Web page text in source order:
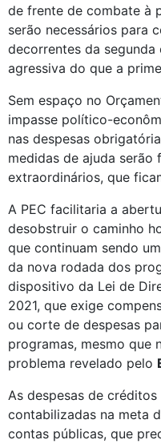
de frente de combate à
serão necessários para
decorrentes da segunda
agressiva do que a
Sem espaço no
impasse político-
nas despesas
medidas de ajuda
extraordinários, que
A PEC facilitaria a
desobstruir o caminho
que continuam sendo
da nova rodada dos
dispositivo da Lei de
2021, que exige
ou corte de despesas
programas, mesmo que
problema revelado pelo
As despesas de
contabilizadas na meta
contas públicas, que